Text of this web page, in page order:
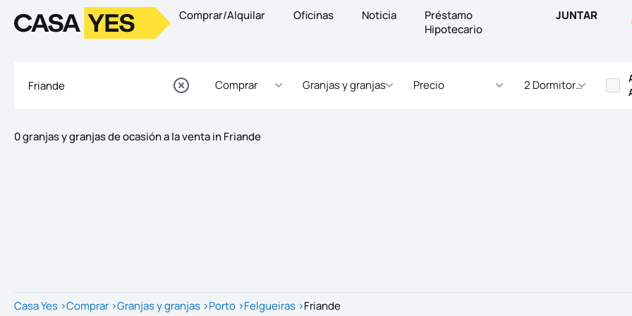
LogotipoIr a la página de inicio
Comprar/Alquilar Oficinas Noticia
Préstamo
Hipotecario
JUNTAR
Comprar Granjas y granjas Precio 2 Dormitorios - ...
0 granjas y granjas de ocasión a la venta in Friande
Casa Yes >Comprar >Granjas y granjas >Porto >Felgueiras >Friande